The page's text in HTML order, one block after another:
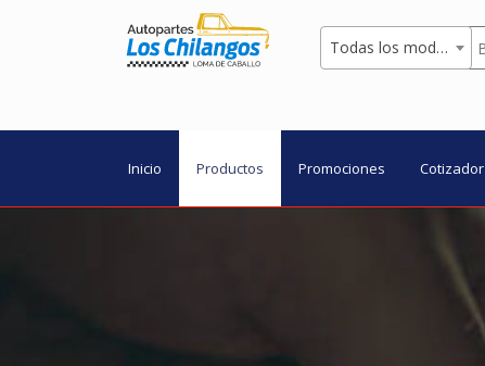
Todas los modelos
Inicio Productos Promociones Cotizador